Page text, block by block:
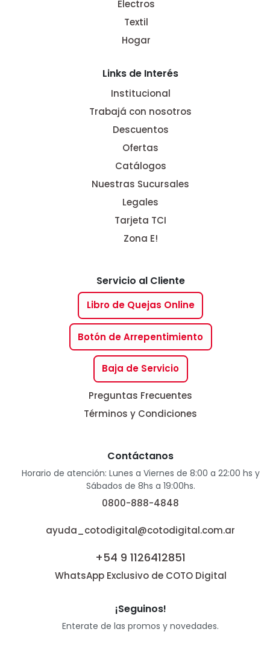
Electros
Textil
Hogar
Links de Interés
Institucional
Trabajá con nosotros
Descuentos
Ofertas
Catálogos
Nuestras Sucursales
Legales
Tarjeta TCI
Zona E!
Servicio al Cliente
Libro de Quejas Online
Botón de Arrepentimiento
Baja de Servicio
Preguntas Frecuentes
Términos y Condiciones
Contáctanos
Horario de atención: Lunes a Viernes de 8:00 a 22:00 hs y
Sábados de 8hs a 19:00hs.
0800-888-4848
ayuda_cotodigital@cotodigital.com.ar
+54 9 1126412851
WhatsApp Exclusivo de COTO Digital
¡Seguinos!
Enterate de las promos y novedades.